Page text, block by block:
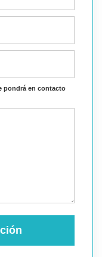
pondrá en contacto